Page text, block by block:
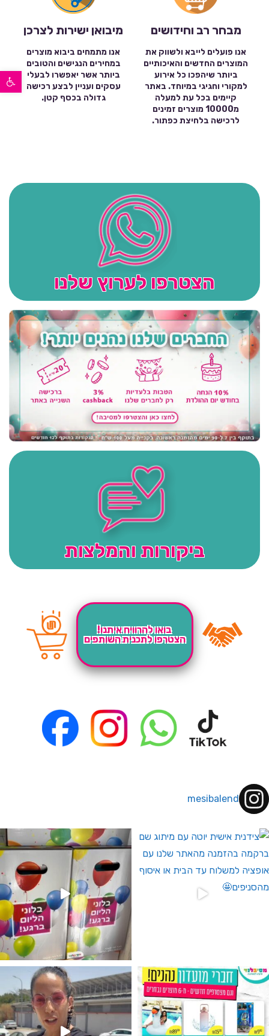
פתח סרגל נגישות
מבחר רב וחידושים
אנו פועלים לייבא ולשווק את
המוצרים החדשים והאיכותיים
ביותר שיהפכו כל אירוע
למקורי וחגיגי במיוחד. באתר
קיימים בכל עת למעלה
מ10000 מוצרים זמינים
לרכישה בלחיצת כפתור.
מיבואן ישירות לצרכן
אנו מתמחים ביבוא מוצרים
במחירים הנגישים והטובים
ביותר אשר יאפשרו לבעלי
עסקים ועניין לבצע רכישה
גדולה בכסף קטן.
הצטרפו לערוץ שלנו
ביקורות והמלצות
בואו להרוויח איתנו!
הצטרפו לתכנית השותפים
mesibalend
לחברי מועדון ומצטרפים חדשים🤍
מין העובר רק במסיבלנד !! קיים